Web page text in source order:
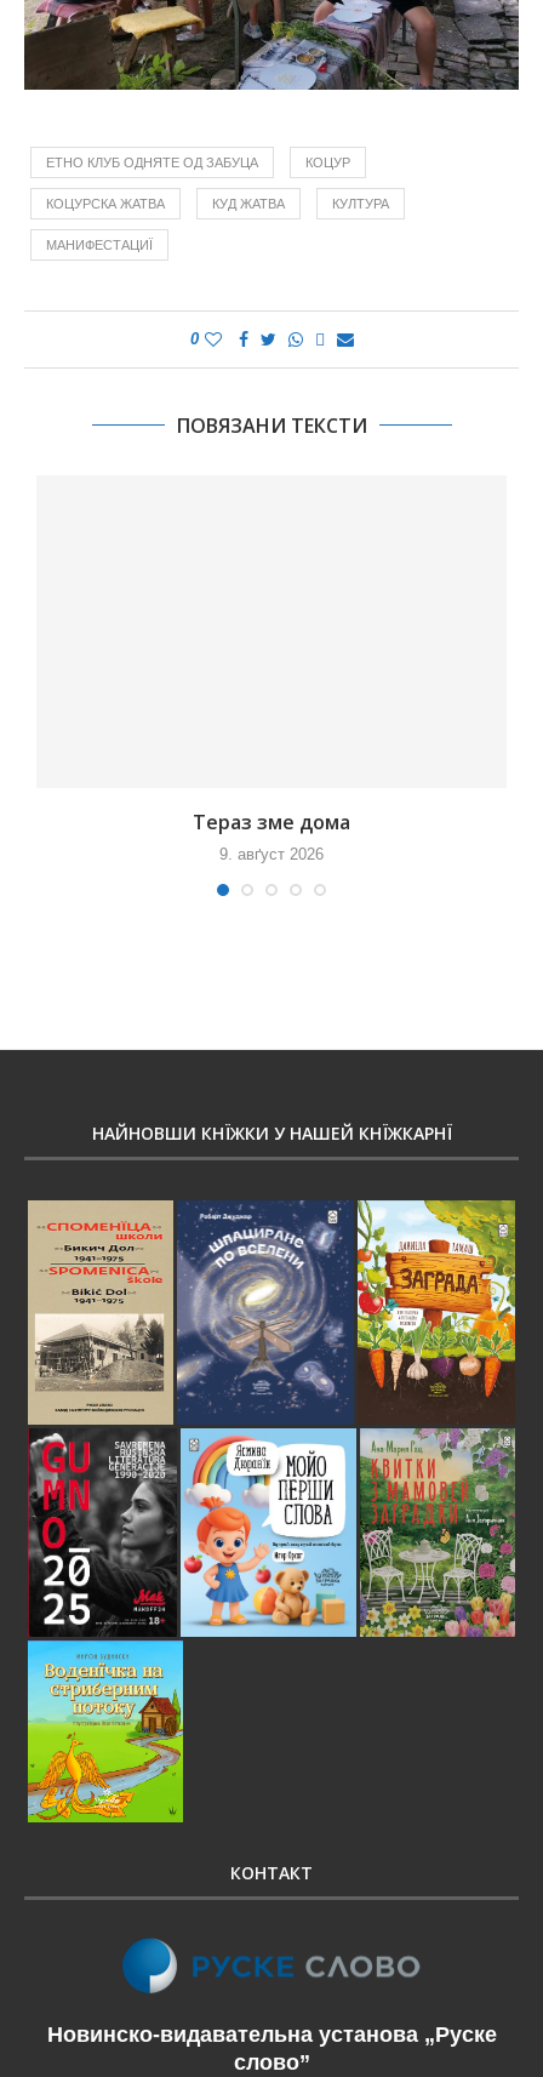
ЕТНО КЛУБ ОДНЯТЕ ОД ЗАБУЦА КОЦУР
КОЦУРСКА ЖАТВА КУД ЖАТВА КУЛТУРА
МАНИФЕСТАЦИЇ
0
ПОВЯЗАНИ ТЕКСТИ
Тераз зме дома
9. авґуст 2026
НАЙНОВШИ КНЇЖКИ У НАШЕЙ КНЇЖКАРНЇ
КОНТАКТ
Новинско-видавательна установа „Руске
слово”